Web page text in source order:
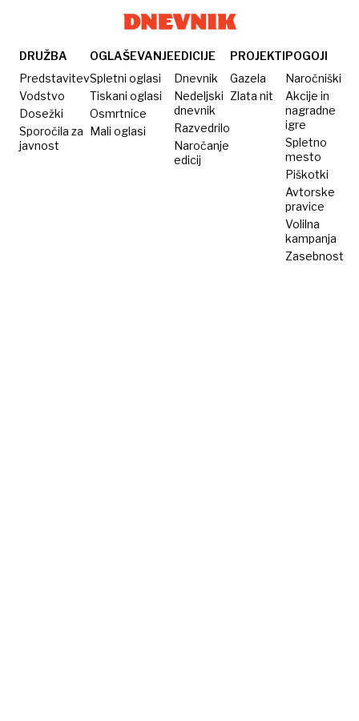
DRUŽBA
Predstavitev
Vodstvo
Dosežki
Sporočila za
javnost
OGLAŠEVANJE
Spletni oglasi
Tiskani oglasi
Osmrtnice
Mali oglasi
EDICIJE
Dnevnik
Nedeljski
dnevnik
Razvedrilo
Naročanje
edicij
PROJEKTI
Gazela
Zlata nit
POGOJI
Naročniški
Akcije in
nagradne
igre
Spletno
mesto
Piškotki
Avtorske
pravice
Volilna
kampanja
Zasebnost